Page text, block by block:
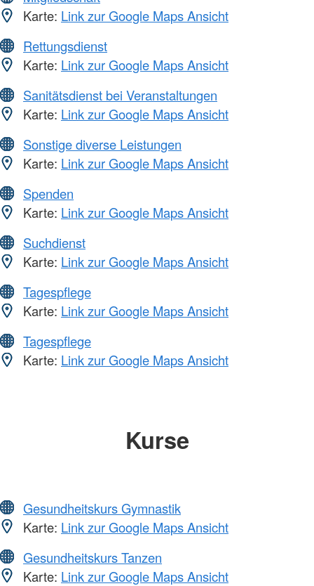
Karte: Link zur Google Maps Ansicht
Rettungsdienst
Karte: Link zur Google Maps Ansicht
Sanitätsdienst bei Veranstaltungen
Karte: Link zur Google Maps Ansicht
Sonstige diverse Leistungen
Karte: Link zur Google Maps Ansicht
Spenden
Karte: Link zur Google Maps Ansicht
Suchdienst
Karte: Link zur Google Maps Ansicht
Tagespflege
Karte: Link zur Google Maps Ansicht
Tagespflege
Karte: Link zur Google Maps Ansicht
Kurse
Gesundheitskurs Gymnastik
Karte: Link zur Google Maps Ansicht
Gesundheitskurs Tanzen
Karte: Link zur Google Maps Ansicht